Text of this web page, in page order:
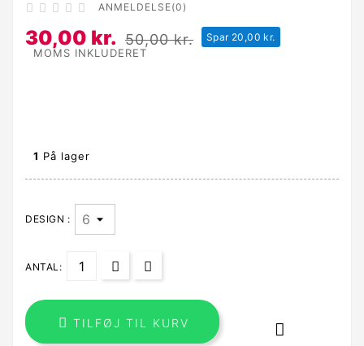
     ANMELDELSE(0)
30,00 kr. 50,00 kr. Spar 20,00 kr.
MOMS INKLUDERET
1 På lager
DESIGN :
ANTAL:
 TILFØJ TIL KURV 